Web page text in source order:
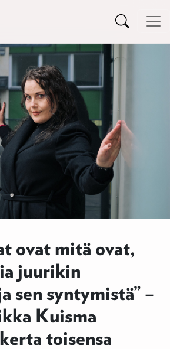
ovat mitä ovat,
juurikin
sen syntymistä” –
Kuisma
toisensa